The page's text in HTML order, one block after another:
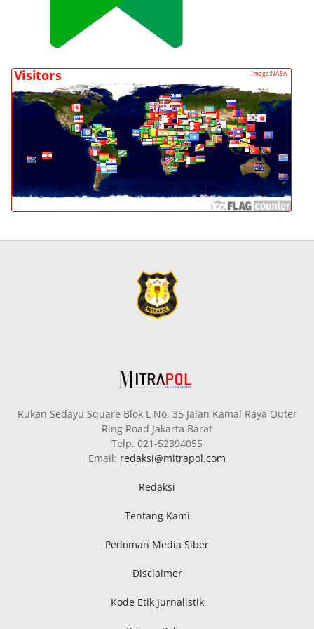
Rukan Sedayu Square Blok L No. 35 Jalan Kamal Raya Outer
Ring Road Jakarta Barat
Telp. 021-52394055
Email: redaksi@mitrapol.com
Redaksi
Tentang Kami
Pedoman Media Siber
Disclaimer
Kode Etik Jurnalistik